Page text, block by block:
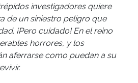
investigadores quiere
de un siniestro peligro que
¡Pero cuidado! En el reino
horrores, y los
aferrarse como puedan a su